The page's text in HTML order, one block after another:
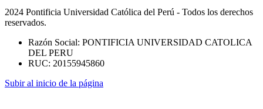
2024 Pontificia Universidad Católica del Perú - Todos los derechos
reservados.
Razón Social: PONTIFICIA UNIVERSIDAD CATOLICA
DEL PERU
RUC: 20155945860
Subir al inicio de la página